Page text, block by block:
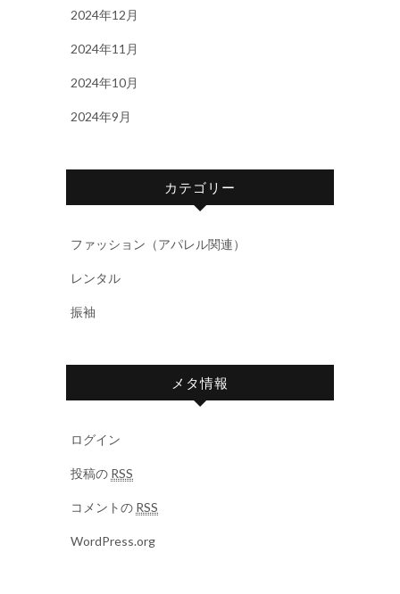
2024年12月
2024年11月
2024年10月
2024年9月
カテゴリー
ファッション（アパレル関連）
レンタル
振袖
メタ情報
ログイン
投稿の RSS
コメントの RSS
WordPress.org